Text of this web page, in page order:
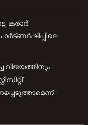
കരാർ
വിജയത്തിനും